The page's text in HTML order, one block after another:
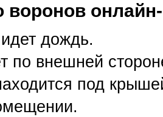
воронов
дождь.
по внешней
под